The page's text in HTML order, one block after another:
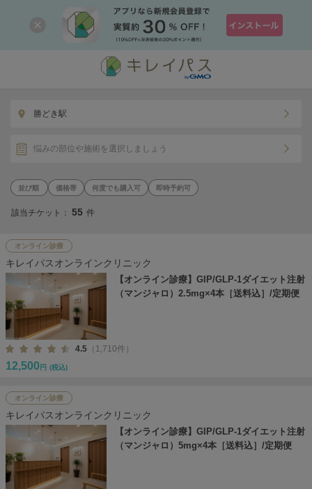
勝どき駅
悩みの部位や施術を選択しましょう
価格帯 何度でも購入可 即時予約可
該当チケット： 55 件
オンライン診療
キレイパスオンラインクリニック
【オンライン診療】GIP/GLP-1ダイエット注射
（マンジャロ）2.5mg×4本［送料込］/定期便
4.5 （1,710件）
12,500 円 (税込)
オンライン診療
キレイパスオンラインクリニック
【オンライン診療】GIP/GLP-1ダイエット注射
（マンジャロ）5mg×4本［送料込］/定期便